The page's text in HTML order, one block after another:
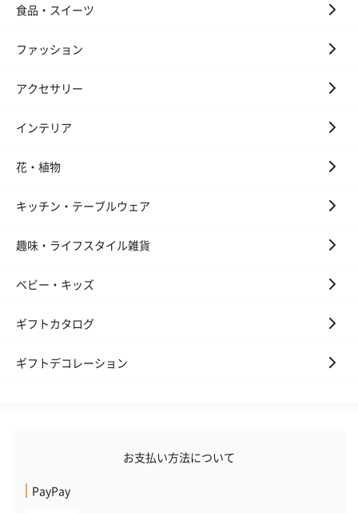
リラックスグッズを同梱してお届けします。
かき氷入浴剤4点セット
ハンドタオル・ハンカチ
ハンドタオル・ハンカチを同梱してお届けいたします。ギフトへ
の＋αにおすすめです。
花束ハンドタオル（ピ
食品・スイーツ
ファッション
アクセサリー
インテリア
花・植物
キッチン・テーブルウェア
趣味・ライフスタイル雑貨
ベビー・キッズ
ギフトカタログ
ギフトデコレーション
お支払い方法について
PayPay